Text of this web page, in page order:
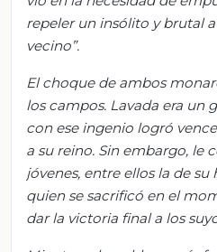
repeler un insólito y brutal
vecino”.
El choque de ambos
los campos. Lavada era un
con ese ingenio logró
a su reino. Sin embargo, le
jóvenes, entre ellos la de
quien se sacrificó en el
dar la victoria final a los